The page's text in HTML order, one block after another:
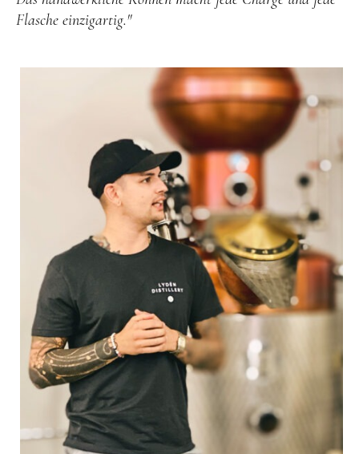
Flasche einzigartig."